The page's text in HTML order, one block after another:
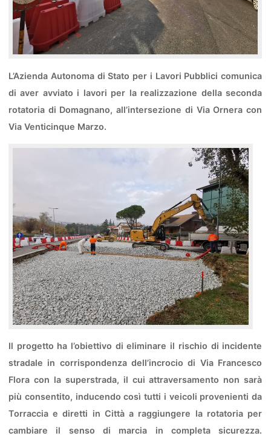
L’Azienda Autonoma di Stato per i Lavori Pubblici comunica
di aver avviato i lavori per la realizzazione della seconda
rotatoria di Domagnano, all’intersezione di Via Ornera con
Via Venticinque Marzo.
Il progetto ha l’obiettivo di eliminare il rischio di incidente
stradale in corrispondenza dell’incrocio di Via Francesco
Flora con la superstrada, il cui attraversamento non sarà
più consentito, inducendo così tutti i veicoli provenienti da
Torraccia e diretti in Città a raggiungere la rotatoria per
cambiare il senso di marcia in completa sicurezza.